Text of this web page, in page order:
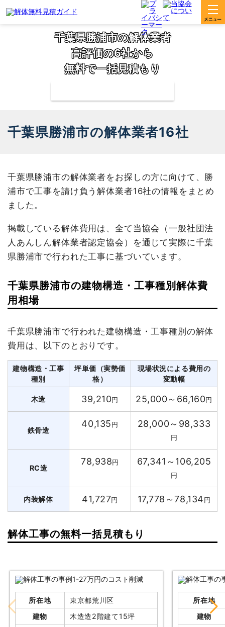
千葉県勝浦市の解体業者
高評価の6社から
無料で一括見積もり
千葉県勝浦市の解体業者16社
千葉県勝浦市の解体業者をお探しの方に向けて、勝
浦市で工事を請け負う解体業者16社の情報をまとめ
ました。
掲載している解体費用は、全て当協会（一般社団法
人あんしん解体業者認定協会）を通じて実際に千葉
県勝浦市で行われた工事に基づいています。
千葉県勝浦市の建物構造・工事種別解体費
用相場
千葉県勝浦市で行われた建物構造・工事種別の解体
費用は、以下のとおりです。
建物構造・工事
種別
坪単価（実勢価
格）
現場状況による費用の
変動幅
木造 39,210円 25,000～66,160円
鉄骨造
40,135円 28,000～98,333
円
RC造
78,938円 67,341～106,205
円
内装解体 41,727円 17,778～78,134円
解体工事の無料一括見積もり
所在地
東京都荒川区
建物
木造造2階建て15坪
所在地
建物